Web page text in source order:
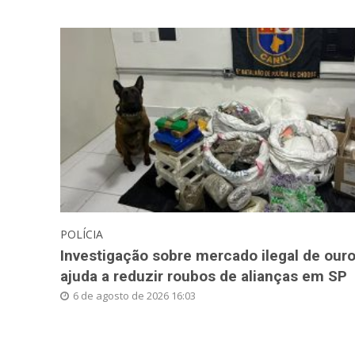
POLÍCIA
Investigação sobre mercado ilegal de ouro
ajuda a reduzir roubos de alianças em SP
6 de agosto de 2026 16:03